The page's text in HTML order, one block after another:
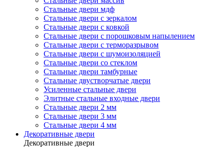
Стальные двери мдф
Стальные двери с зеркалом
Стальные двери с ковкой
Стальные двери с порошковым напылением
Стальные двери с терморазрывом
Стальные двери с шумоизоляцией
Стальные двери со стеклом
Стальные двери тамбурные
Стальные двустворчатые двери
Усиленные стальные двери
Элитные стальные входные двери
Стальные двери 2 мм
Стальные двери 3 мм
Стальные двери 4 мм
Декоративные двери
Декоративные двери